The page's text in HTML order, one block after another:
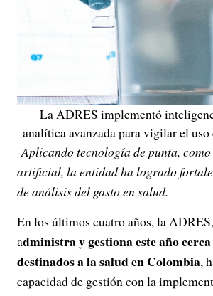
La ADRES implementó
analítica avanzada para vigilar el
-Aplicando tecnología de punta,
artificial, la entidad ha logrado
de análisis del gasto en salud.
En los últimos cuatro años, la
administra y gestiona este año
destinados a la salud en Colombia,
capacidad de gestión con la